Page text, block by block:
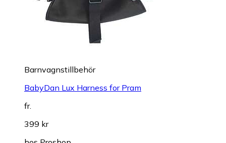
Barnvagnstillbehör
BabyDan Lux Harness for Pram
fr.
399 kr